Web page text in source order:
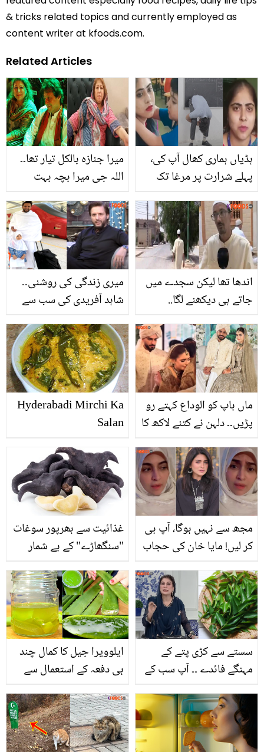
& tricks related topics and currently employed as
content writer at kfoods.com.
Related Articles
میرا جنازہ بالکل تیار تھا۔۔
اللہ جی میرا بچہ بہت
2 بار مر کر زندہ ہونے والی
سعدیہ سہیل کے حیرت
انگیز انکشافات
ہڈیاں ہماری کھال آپ کی٬
پہلے شرارت پر مرغا تک
کی سزا سب پر بھاری
میری زندگی کی روشنی۔۔
شاہد آفریدی کی سب سے
عمرہ کرتے ہوئے خوبصورت
ویڈیو
اندھا تھا لیکن سجدے میں
جاتے ہی دیکھنے لگا..
آنے والے معجزے کے بارے
میں کیا بتایا؟
Hyderabadi Mirchi Ka
Salan
ماں باپ کو الوداع کہتے رو
پڑیں۔۔ دلہن نے کتنے لاکھ کا
اور عمر شہزاد کی رخصتی
کی ویڈیو
غذائیت سے بھرپور سوغات
"سنگھاڑے" کے بے شمار
مجھ سے نہیں ہوگا، آپ ہی
کر لیں! مایا خان کی حجاب
مشورے دیتی ویڈیو وائرل،
دیکھیں
ایلوویرا جیل کا کمال چند
ہی دفعہ کے استعمال سے
مدافعتی نظام سر اور
چہرے کے 8 مسائل پر قابو،
آزما کر دیکھ لیں
سستے سے کڑی پتے کے
مہنگے فائدے ۔۔ آپ سب کے
پتے کو چبانے سے کیا ہوتا
ہے؟ ڈاکٹر بلقیس نے مشکل
آسان کردی